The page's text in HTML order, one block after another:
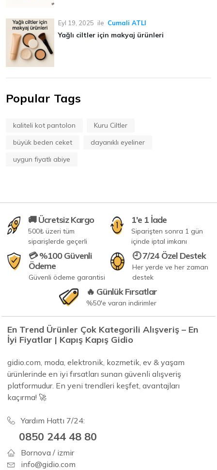
Eyl 19, 2025 ile Cumali ATLI
Yağlı ciltler için makyaj ürünleri
Popular Tags
kaliteli kot pantolon
Kuru Ciltler
büyük beden ceket
dayanıklı eyeliner
uygun fiyatlı abiye
🚚 Ücretsiz Kargo
500₺ üzeri tüm
siparişlerde geçerli
1'e 1 İade
Siparişten sonra 1 gün
içinde iptal imkanı
💳 %100 Güvenli
Ödeme
Güvenli ödeme garantisi
🕘 7/24 Özel Destek
Her yerde ve her zaman
destek
🔥 Günlük Fırsatlar
%50'e varan indirimler
En Trend Ürünler Çok Kategorili Alışveriş – En
İyi Fiyatlar | Kapış Kapış Gidio
gidio.com, moda, elektronik, kozmetik, ev & yaşam
ürünlerinde en iyi fırsatları sunan güvenli alışveriş
platformudur. En yeni trendleri keşfet, avantajları
kaçırma! 🚀
Yardım Hattı 7/24:
0850 244 48 80
Bornova / izmir
info@gidio.com